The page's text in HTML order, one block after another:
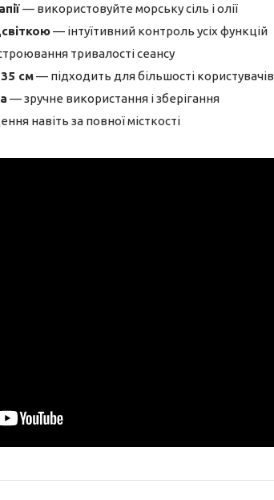
— використовуйте морську сіль і олії
— інтуїтивний контроль усіх функцій
тривалості сеансу
см— підходить для більшості користувачів
— зручне використання і зберігання
навіть за повної місткості